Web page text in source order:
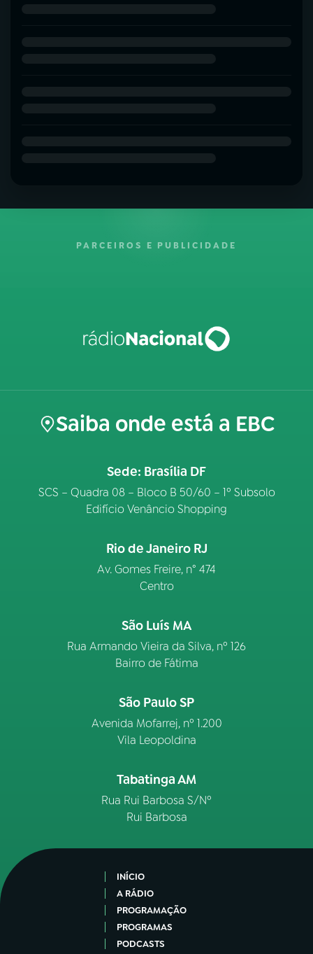
PARCEIROS E PUBLICIDADE
Saiba onde está a EBC
Sede: Brasília DF
SCS – Quadra 08 – Bloco B 50/60 – 1º Subsolo
Edifício Venâncio Shopping
Rio de Janeiro RJ
Av. Gomes Freire, n° 474
Centro
São Luís MA
Rua Armando Vieira da Silva, nº 126
Bairro de Fátima
São Paulo SP
Avenida Mofarrej, nº 1.200
Vila Leopoldina
Tabatinga AM
Rua Rui Barbosa S/Nº
Rui Barbosa
INÍCIO
A RÁDIO
PROGRAMAÇÃO
PROGRAMAS
PODCASTS